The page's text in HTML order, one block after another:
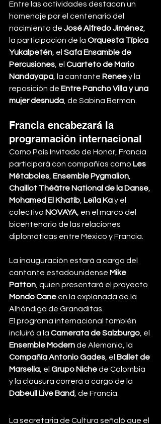
Entre las actividades destacan un
homenaje por el centenario del
nacimiento de José Alfredo Jiménez
la participación de la Orquesta Típica
Yukalpetén , el Safa Ensamble de
Percusiones , el Cuarteto de Mario
Nandayapa , la cantante Renee y la
reposición de Entre Pancho Villa y una
mujer desnuda , de Sabina Berman.
Francia encabezará la
programación internacional
Como País Invitado de Honor, Francia
participará con compañías como Les
Métaboles Ensemble Pygmalion
Chaillot Théâtre National de la Danse
Mohamed El Khatib Leïla Ka y el
colectivo NOVAYA , en el marco del
bicentenario de las relaciones
diplomáticas entre México y Francia.
La inauguración estará a cargo del
cantante estadounidense Mike
Patton , quien presentará el proyecto
Mondo Cane en la explanada de la
Alhóndiga de Granaditas.
El programa internacional también
incluirá a la Camerata de Salzburgo , el
Ensemble Modern de Alemania, la
Compañía Antonio Gades , el Ballet de
Marsella , el Grupo Niche de Colombia
y la clausura correrá a cargo de la
Dabeull Live Band , de Francia.
La secretaria de Cultura señaló que el